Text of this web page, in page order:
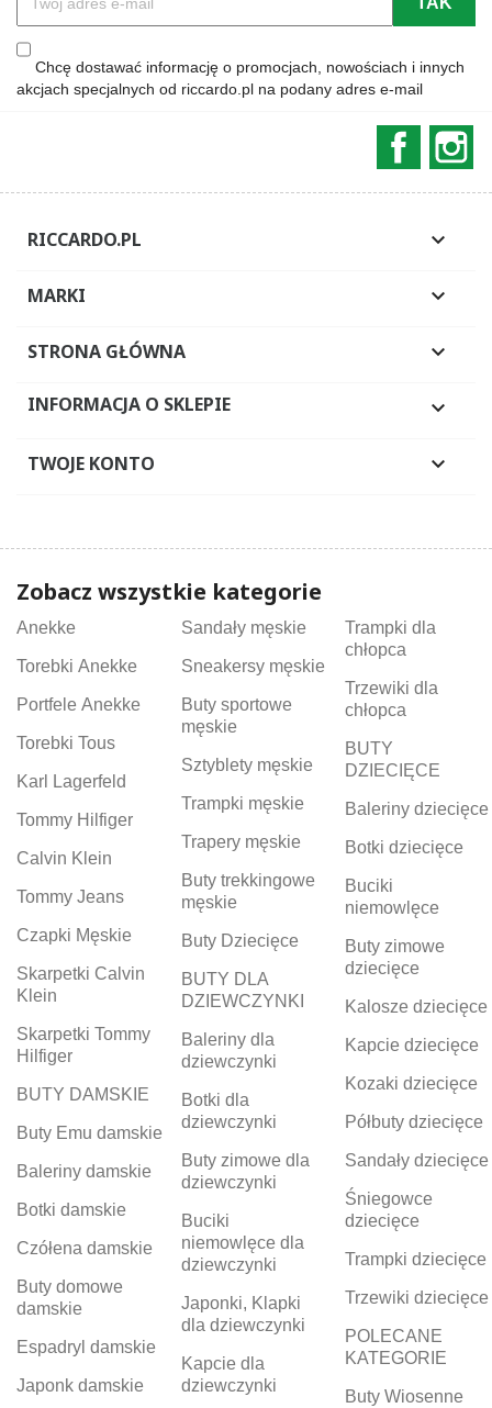
Chcę dostawać informację o promocjach, nowościach i innych
akcjach specjalnych od riccardo.pl na podany adres e-mail
RICCARDO.PL 
MARKI 
STRONA GŁÓWNA 
INFORMACJA O SKLEPIE 
TWOJE KONTO 
Zobacz wszystkie kategorie
Anekke
Torebki Anekke
Portfele Anekke
Torebki Tous
Karl Lagerfeld
Tommy Hilfiger
Calvin Klein
Tommy Jeans
Czapki Męskie
Skarpetki Calvin
Klein
Skarpetki Tommy
Hilfiger
BUTY DAMSKIE
Buty Emu damskie
Baleriny damskie
Botki damskie
Czółena damskie
Buty domowe
damskie
Espadryl damskie
Japonk damskie
Sandały męskie
Sneakersy męskie
Buty sportowe
męskie
Sztyblety męskie
Trampki męskie
Trapery męskie
Buty trekkingowe
męskie
Buty Dziecięce
BUTY DLA
DZIEWCZYNKI
Baleriny dla
dziewczynki
Botki dla
dziewczynki
Buty zimowe dla
dziewczynki
Buciki
niemowlęce dla
dziewczynki
Japonki, Klapki
dla dziewczynki
Kapcie dla
dziewczynki
Trampki dla
chłopca
Trzewiki dla
chłopca
BUTY
DZIECIĘCE
Baleriny dziecięce
Botki dziecięce
Buciki
niemowlęce
Buty zimowe
dziecięce
Kalosze dziecięce
Kapcie dziecięce
Kozaki dziecięce
Półbuty dziecięce
Sandały dziecięce
Śniegowce
dziecięce
Trampki dziecięce
Trzewiki dziecięce
POLECANE
KATEGORIE
Buty Wiosenne